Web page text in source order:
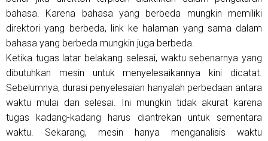
bahasa. Karena bahasa yang berbeda mungkin memiliki
direktori yang berbeda, link ke halaman yang sama dalam
bahasa yang berbeda mungkin juga berbeda.
Ketika tugas latar belakang selesai, waktu sebenarnya yang
dibutuhkan mesin untuk menyelesaikannya kini dicatat.
Sebelumnya, durasi penyelesaian hanyalah perbedaan antara
waktu mulai dan selesai. Ini mungkin tidak akurat karena
tugas kadang-kadang harus diantrekan untuk sementara
waktu. Sekarang, mesin hanya menganalisis waktu